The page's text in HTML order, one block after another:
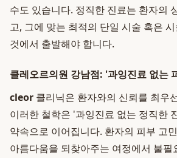
수도 있습니다. 정직한 진료는 환자의
고, 그에 맞는 최적의 단일 시술 혹은
것에서 출발해야 합니다.
클레오르의원 강남점: '과잉진료 없는
cleor 클리닉은 환자와의 신뢰를 최우
이러한 철학은 '과잉진료 없는 정직한
약속으로 이어집니다. 환자의 피부 고
아름다움을 되찾아주는 여정에서 불필